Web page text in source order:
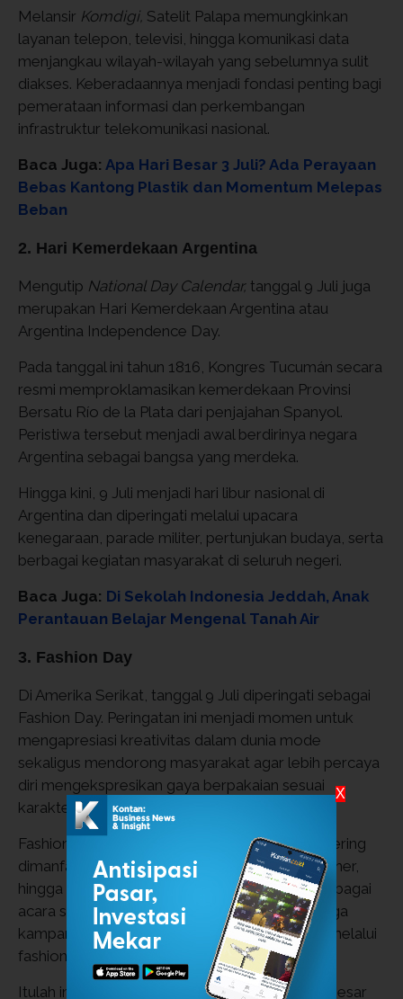
Melansir Komdigi, Satelit Palapa memungkinkan
layanan telepon, televisi, hingga komunikasi data
menjangkau wilayah-wilayah yang sebelumnya sulit
diakses. Keberadaannya menjadi fondasi penting bagi
pemerataan informasi dan perkembangan
infrastruktur telekomunikasi nasional.
Baca Juga: Apa Hari Besar 3 Juli? Ada Perayaan
Bebas Kantong Plastik dan Momentum Melepas
Beban
2. Hari Kemerdekaan Argentina
Mengutip National Day Calendar, tanggal 9 Juli juga
merupakan Hari Kemerdekaan Argentina atau
Argentina Independence Day.
Pada tanggal ini tahun 1816, Kongres Tucumán secara
resmi memproklamasikan kemerdekaan Provinsi
Bersatu Río de la Plata dari penjajahan Spanyol.
Peristiwa tersebut menjadi awal berdirinya negara
Argentina sebagai bangsa yang merdeka.
Hingga kini, 9 Juli menjadi hari libur nasional di
Argentina dan diperingati melalui upacara
kenegaraan, parade militer, pertunjukan budaya, serta
berbagai kegiatan masyarakat di seluruh negeri.
Baca Juga: Di Sekolah Indonesia Jeddah, Anak
Perantauan Belajar Mengenal Tanah Air
3. Fashion Day
Di Amerika Serikat, tanggal 9 Juli diperingati sebagai
Fashion Day. Peringatan ini menjadi momen untuk
mengapresiasi kreativitas dalam dunia mode
sekaligus mendorong masyarakat agar lebih percaya
diri mengekspresikan gaya berpakaian sesuai
karakter masing-masing.
Fashion Day mulai diperingati sejak 2016 dan sering
dimanfaatkan oleh pelaku industri mode, desainer,
hingga komunitas fesyen untuk menggelar berbagai
acara seperti peragaan busana, pameran, hingga
kampanye mengenai kebebasan berekspresi melalui
fashion.
Itulah informasi menarik mengenai daftar hari besar
X